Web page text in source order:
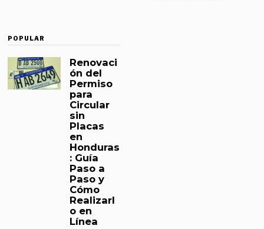
POPULAR
Renovaci
ón del
Permiso
para
Circular
sin
Placas
en
Honduras
: Guía
Paso a
Paso y
Cómo
Realizarl
o en
Línea